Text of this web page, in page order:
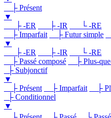
├ Présent
▼
├ -ER
├ -IR
└ -RE
├ Imparfait
├ Futur simple
▼
├ -ER
├ -IR
└ -RE
├ Passé composé
├ Plus-
├ Subjonctif
▼
├ Présent
├ Imparfait ├
├ Conditionnel
▼